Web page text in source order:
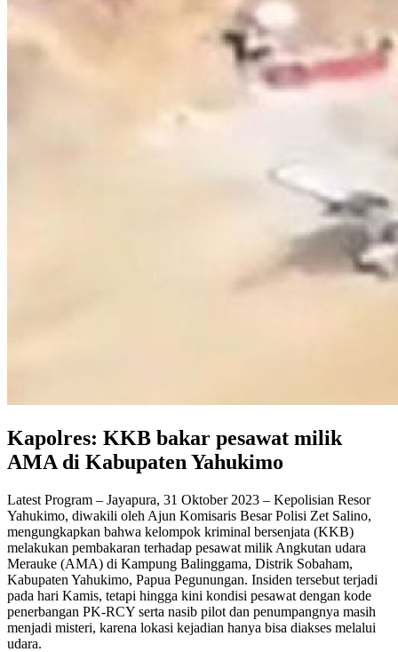
Kapolres: KKB bakar pesawat milik
AMA di Kabupaten Yahukimo
Latest Program – Jayapura, 31 Oktober 2023 – Kepolisian Resor
Yahukimo, diwakili oleh Ajun Komisaris Besar Polisi Zet Salino,
mengungkapkan bahwa kelompok kriminal bersenjata (KKB)
melakukan pembakaran terhadap pesawat milik Angkutan udara
Merauke (AMA) di Kampung Balinggama, Distrik Sobaham,
Kabupaten Yahukimo, Papua Pegunungan. Insiden tersebut terjadi
pada hari Kamis, tetapi hingga kini kondisi pesawat dengan kode
penerbangan PK-RCY serta nasib pilot dan penumpangnya masih
menjadi misteri, karena lokasi kejadian hanya bisa diakses melalui
udara.